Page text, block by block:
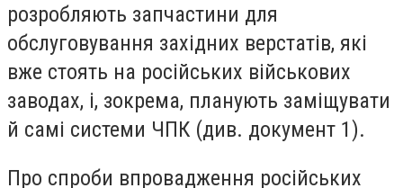
розробляють запчастини для
обслуговування західних верстатів, які
вже стоять на російських військових
заводах, і, зокрема, планують заміщувати
й самі системи ЧПК (див. документ 1).
Про спроби впровадження російських